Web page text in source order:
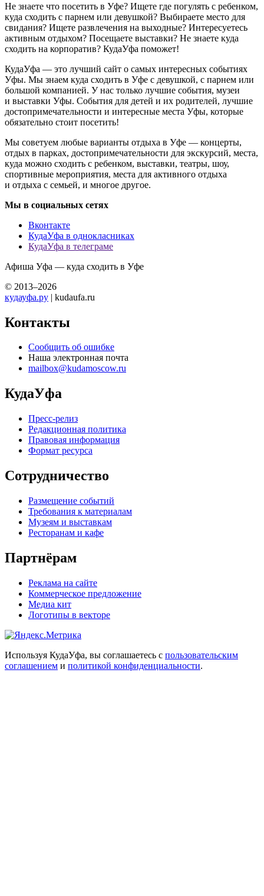
Не знаете что посетить в Уфе? Ищете где погулять с ребенком,
куда сходить с парнем или девушкой? Выбираете место для
свидания? Ищете развлечения на выходные? Интересуетесь
активным отдыхом? Посещаете выставки? Не знаете куда
сходить на корпоратив? КудаУфа поможет!
КудаУфа — это лучший сайт о самых интересных событиях
Уфы. Мы знаем куда сходить в Уфе с девушкой, с парнем или
большой компанией. У нас только лучшие события, музеи
и выставки Уфы. События для детей и их родителей, лучшие
достопримечательности и интересные места Уфы, которые
обязательно стоит посетить!
Мы советуем любые варианты отдыха в Уфе — концерты,
отдых в парках, достопримечательности для экскурсий, места,
куда можно сходить с ребенком, выставки, театры, шоу,
спортивные мероприятия, места для активного отдыха
и отдыха с семьей, и многое другое.
Мы в социальных сетях
Вконтакте
КудаУфа в однокласниках
КудаУфа в телеграме
Афиша Уфа — куда сходить в Уфе
© 2013–2026
кудауфа.ру | kudaufa.ru
Контакты
Сообщить об ошибке
Наша электронная почта
mailbox@kudamoscow.ru
КудаУфа
Пресс-релиз
Редакционная политика
Правовая информация
Формат ресурса
Сотрудничество
Размещение событий
Требования к материалам
Музеям и выставкам
Ресторанам и кафе
Партнёрам
Реклама на сайте
Коммерческое предложение
Медиа кит
Логотипы в векторе
Используя КудаУфа, вы соглашаетесь с пользовательским
соглашением и политикой конфиденциальности.